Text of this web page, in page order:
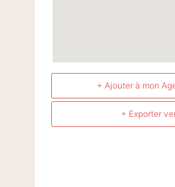
+ Ajouter à mon
+ Exporter